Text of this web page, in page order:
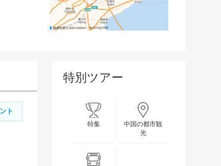
ト
特別ツアー
特集
中国の都市観
光